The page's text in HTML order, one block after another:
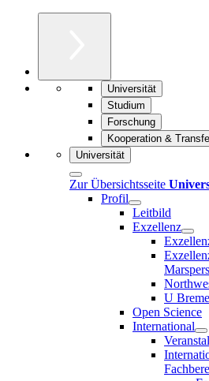
Universität
Studium
Forschung
Kooperation &
Universität
Zur Übersichtsseite
Profil
Leitbild
Exzellenz
U
Open Science
International